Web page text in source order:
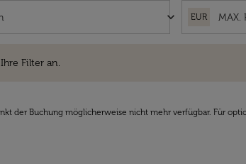
keyboard_arrow_down EUR
Filter an.
der Buchung möglicherweise nicht mehr verfügbar. Für